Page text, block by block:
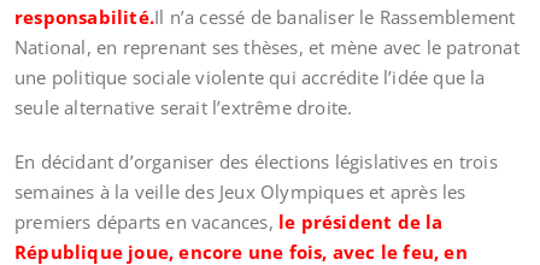
responsabilité.Il n’a cessé de banaliser le Rassemblement
National, en reprenant ses thèses, et mène avec le patronat
une politique sociale violente qui accrédite l’idée que la
seule alternative serait l’extrême droite.
En décidant d’organiser des élections législatives en trois
semaines à la veille des Jeux Olympiques et après les
premiers départs en vacances, le président de la
République joue, encore une fois, avec le feu, en